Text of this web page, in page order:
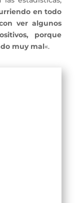
en todo
ver algunos
porque
muy mal«.